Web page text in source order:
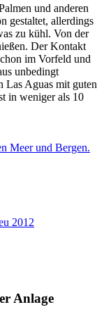
und anderen
gestaltet, allerdings
zu kühl. Von der
Der Kontakt
im Vorfeld und
unbedingt
Las Aguas mit guten
in weniger als 10
Meer und Bergen.
2012
Anlage